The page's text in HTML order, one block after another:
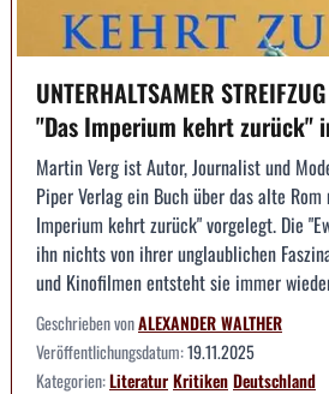
UNTERHALTSAMER
"Das Imperium kehrt zurück"
Martin Verg ist Autor, Journalist und
Piper Verlag ein Buch über das alte
Imperium kehrt zurück" vorgelegt. Die
ihn nichts von ihrer unglaublichen
und Kinofilmen entsteht sie immer
Geschrieben vonALEXANDER WALTHER
Veröffentlichungsdatum:19.11.2025
Kategorien:LiteraturKritikenDeutschland